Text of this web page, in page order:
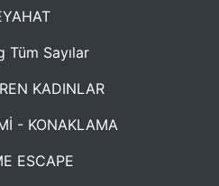
Tüm Sayılar
KADINLAR
- KONAKLAMA
ESCAPE